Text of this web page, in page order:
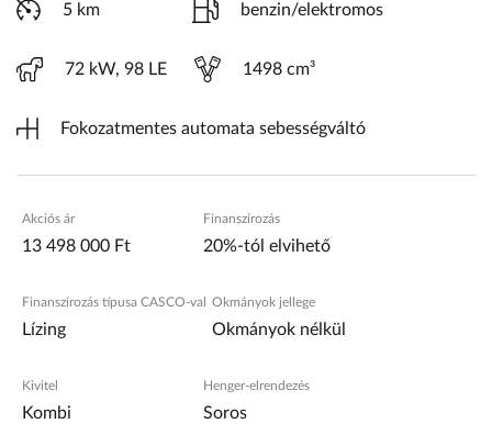
5 km benzin/elektromos
72 kW, 98 LE 1498 cm³
Fokozatmentes automata sebességváltó
Akciós ár
13 498 000 Ft
Finanszírozás
20%-tól elvihető
Finanszírozás típusa CASCO-val
Lízing
Okmányok jellege
Okmányok nélkül
Kivitel
Kombi
Henger-elrendezés
Soros